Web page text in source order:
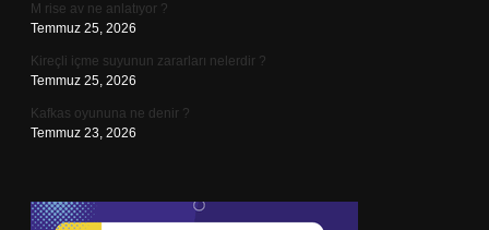
M rise av ne anlatıyor ?
Temmuz 25, 2026
Kireçli içme suyunun zararları nelerdir ?
Temmuz 25, 2026
Kafkas oyununa ne denir ?
Temmuz 23, 2026